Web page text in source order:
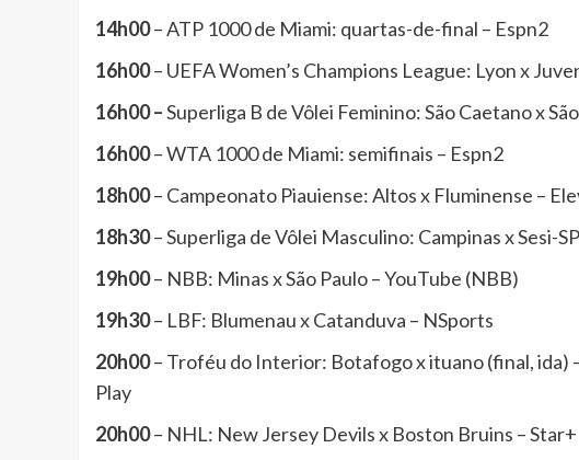
14h00– ATP 1000 de Miami: quartas-de-final – Espn2
16h00– UEFA Women’s Champions League: Lyon x
16h00 –Superliga B de Vôlei Feminino: São Caetano x
16h00– WTA 1000 de Miami: semifinais – Espn2
18h00– Campeonato Piauiense: Altos x Fluminense –
18h30– Superliga de Vôlei Masculino: Campinas x Sesi-
19h00– NBB: Minas x São Paulo – YouTube (NBB)
19h30– LBF: Blumenau x Catanduva – NSports
20h00– Troféu do Interior: Botafogo x ituano (final, ida)
Play
20h00– NHL: New Jersey Devils x Boston Bruins – Star+